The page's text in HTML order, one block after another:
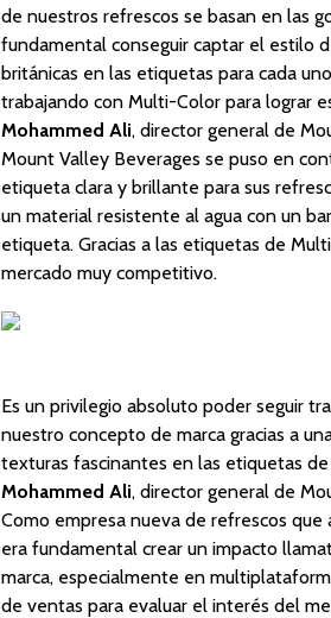
de nuestros refrescos se basan en las
fundamental conseguir captar el estilo
británicas en las etiquetas para cada
trabajando con Multi-Color para lograr
Mohammed Ali, director general de
Mount Valley Beverages se puso en
etiqueta clara y brillante para sus
un material resistente al agua con un
etiqueta. Gracias a las etiquetas de
mercado muy competitivo.
Es un privilegio absoluto poder seguir
nuestro concepto de marca gracias a
texturas fascinantes en las etiquetas
Mohammed Ali, director general de
Como empresa nueva de refrescos
era fundamental crear un impacto
marca, especialmente en
de ventas para evaluar el interés del